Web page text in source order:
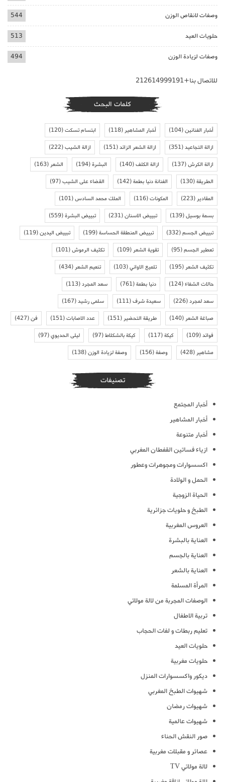
وصفات لانقاص الوزن 544
حلويات العيد 513
وصفات لزيادة الوزن 494
للاتصال بنا+212614999191
كلمات البحث
أخبار الفنانين(104) أخبار المشاهير(118) ابتسام تسكت(120)
ازالة التجاعيد(351) ازالة الشعر الزائد(151) ازالة الشيب(222)
ازالة الكرش(137) ازالة الكلف(140) البشرة(194) الشعر(163)
الطريقة(130) الفنانة دنيا بطمة(142) القضاء على الشيب(97)
المقادير(223) المكونات(116) الملك محمد السادس(101)
بسمة بوسيل(139) تبييض الاسنان(231) تبييض البشرة(559)
تبييض الجسم(332) تبييض المنطقة الحساسة(199) تبييض اليدين(119)
تعطير الجسم(95) تقوية الشعر(109) تكثيف الرموش(101)
تكثيف الشعر(195) تلميع الاواني(103) تنعيم الشعر(434)
حالات الشفاء(124) دنيا بطمة(761) سعد المجرد(113)
سعد لمجرد(226) سعيدة شرف(111) سلمى رشيد(167)
صباغة الشعر(140) طريقة التحضير(151) عدد الاصابات(151) فن(427)
فوائد(109) كيكة(117) كيكة بالشكلاط(97) ليلى الحديوي(97)
مشاهير(428) وصفة(156) وصفة لزيادة الوزن(138)
تصنيفات
أخبار المجتمع
أخبار المشاهير
أخبار متنوعة
ازياء فساتين القفطان المغربي
اكسسوارات ومجوهرات وعطور
الحمل و الولادة
الحياة الزوجية
الطبخ و حلويات جزائرية
العروس المغربية
العناية بالبشرة
العناية بالجسم
العناية بالشعر
المرأة المسلمة
الوصفات المجربة من لالة مولاتي
تربية الاطفال
تعليم ربطات و لفات الحجاب
حلويات العيد
حلويات مغربية
ديكور واكسسوارات المنزل
شهيوات الطبخ المغربي
شهيوات رمضان
شهيوات عالمية
صور النقش الحناء
عصائر و مقبلات مغربية
لالة مولاتي TV